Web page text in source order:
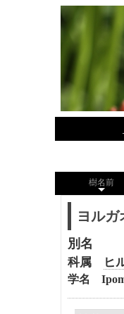
樹名前
ヨルガ
別名
科属 ヒ
学名